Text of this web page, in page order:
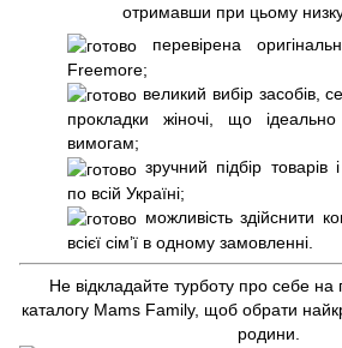
отримавши при цьому
перевірена
Freemore;
великий вибір засобів,
прокладки жіночі, що
вимогам;
зручний підбір товарів
по всій Україні;
можливість здійснити
всієї сім’ї в одному замовленні.
Не відкладайте турботу про себе на
каталогу Mams Family, щоб обрати
родини.